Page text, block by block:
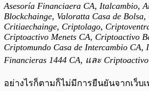
Asesoría Financiaera CA, Italcambio,
Blockchainge, Valoratta Casa de Bolsa,
Critiaechainge, Criptolago,
Criptoactivo Menets CA, Criptoactivo
Criptomundo Casa de Intercambio CA,
Financieras 1444 CA, และ
อย่างไรก็ตามก็ไม่มีการยืนยันจากเว็บ